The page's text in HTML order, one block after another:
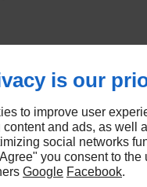
Plan du Site
is our
to improve user
and ads, as well
social networks
you consent to the
Google Facebook.